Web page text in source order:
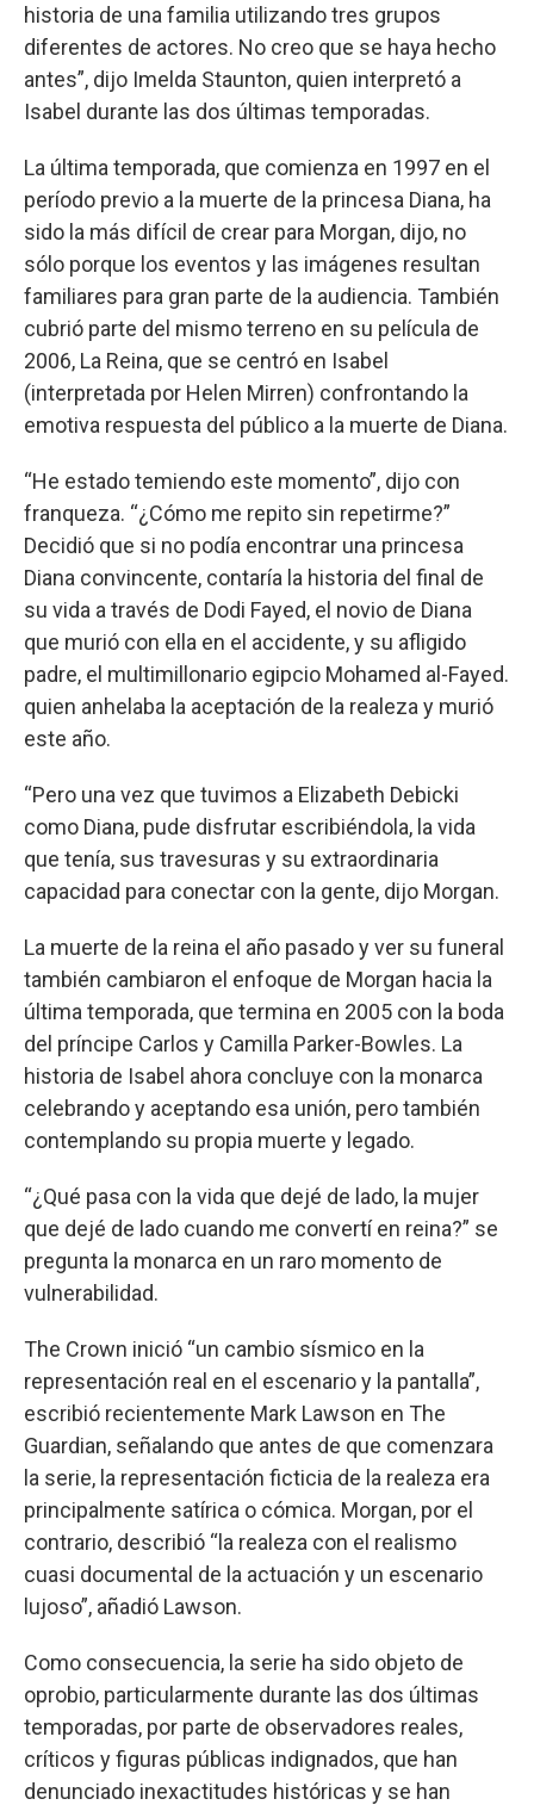
historia de una familia utilizando tres grupos
diferentes de actores. No creo que se haya hecho
antes”, dijo Imelda Staunton, quien interpretó a
Isabel durante las dos últimas temporadas.
La última temporada, que comienza en 1997 en el
período previo a la muerte de la princesa Diana, ha
sido la más difícil de crear para Morgan, dijo, no
sólo porque los eventos y las imágenes resultan
familiares para gran parte de la audiencia. También
cubrió parte del mismo terreno en su película de
2006, La Reina, que se centró en Isabel
(interpretada por Helen Mirren) confrontando la
emotiva respuesta del público a la muerte de Diana.
“He estado temiendo este momento”, dijo con
franqueza. “¿Cómo me repito sin repetirme?”
Decidió que si no podía encontrar una princesa
Diana convincente, contaría la historia del final de
su vida a través de Dodi Fayed, el novio de Diana
que murió con ella en el accidente, y su afligido
padre, el multimillonario egipcio Mohamed al-Fayed.
quien anhelaba la aceptación de la realeza y murió
este año.
“Pero una vez que tuvimos a Elizabeth Debicki
como Diana, pude disfrutar escribiéndola, la vida
que tenía, sus travesuras y su extraordinaria
capacidad para conectar con la gente, dijo Morgan.
La muerte de la reina el año pasado y ver su funeral
también cambiaron el enfoque de Morgan hacia la
última temporada, que termina en 2005 con la boda
del príncipe Carlos y Camilla Parker-Bowles. La
historia de Isabel ahora concluye con la monarca
celebrando y aceptando esa unión, pero también
contemplando su propia muerte y legado.
“¿Qué pasa con la vida que dejé de lado, la mujer
que dejé de lado cuando me convertí en reina?” se
pregunta la monarca en un raro momento de
vulnerabilidad.
The Crown inició “un cambio sísmico en la
representación real en el escenario y la pantalla”,
escribió recientemente Mark Lawson en The
Guardian, señalando que antes de que comenzara
la serie, la representación ficticia de la realeza era
principalmente satírica o cómica. Morgan, por el
contrario, describió “la realeza con el realismo
cuasi documental de la actuación y un escenario
lujoso”, añadió Lawson.
Como consecuencia, la serie ha sido objeto de
oprobio, particularmente durante las dos últimas
temporadas, por parte de observadores reales,
críticos y figuras públicas indignados, que han
denunciado inexactitudes históricas y se han